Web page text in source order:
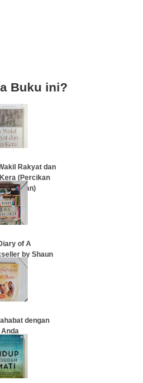
Buku ini?
Rakyat dan
(Percikan
of A
by Shaun
dengan
Anda